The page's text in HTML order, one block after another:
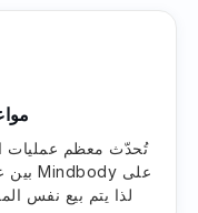
تُحدّث معظم عمليات
لذا يتم بيع نفس